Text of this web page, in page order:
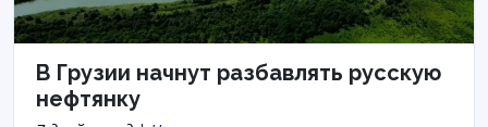
В Грузии начнут разбавлять русскую
нефтянку